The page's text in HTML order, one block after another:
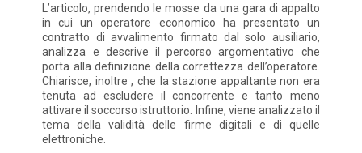
L’articolo, prendendo le mosse da una gara di appalto
in cui un operatore economico ha presentato un
contratto di avvalimento firmato dal solo ausiliario,
analizza e descrive il percorso argomentativo che
porta alla definizione della correttezza dell’operatore.
Chiarisce, inoltre , che la stazione appaltante non era
tenuta ad escludere il concorrente e tanto meno
attivare il soccorso istruttorio. Infine, viene analizzato il
tema della validità delle firme digitali e di quelle
elettroniche.